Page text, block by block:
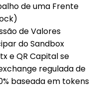
de uma Frente
de Valores
do Sandbox
e QR Capital se
regulada de
baseada em tokens